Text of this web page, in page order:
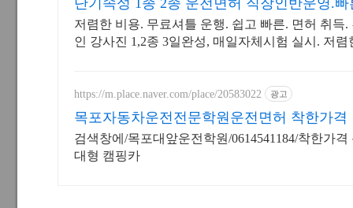
단기속성 1종 2종 운전면허 직장인반운영.
저렴한 비용. 무료셔틀 운행. 쉽고 빠른. 면허 취득
인 강사진 1,2종 3일완성, 매일자체시험 실시. 저
https://m.place.naver.com/place/20583022 광고
목포자동차운전전문학원운전면허 착한가격
검색창에/목포대앞운전학원/0614541184/착한가격
대형 캠핑카